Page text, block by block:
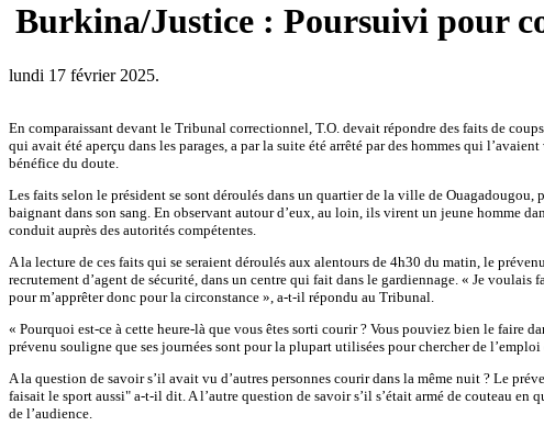
Burkina/Justice : Poursuivi pour
lundi 17 février 2025.
En comparaissant devant le Tribunal correctionnel, T.O. devait répondre des faits de
qui avait été aperçu dans les parages, a par la suite été arrêté par des hommes qui
bénéfice du doute.
Les faits selon le président se sont déroulés dans un quartier de la ville de
baignant dans son sang. En observant autour d’eux, au loin, ils virent un jeune homme
conduit auprès des autorités compétentes.
A la lecture de ces faits qui se seraient déroulés aux alentours de 4h30 du matin, le
recrutement d’agent de sécurité, dans un centre qui fait dans le gardiennage. « Je
pour m’apprêter donc pour la circonstance », a-t-il répondu au Tribunal.
« Pourquoi est-ce à cette heure-là que vous êtes sorti courir ? Vous pouviez bien le faire
prévenu souligne que ses journées sont pour la plupart utilisées pour chercher de
A la question de savoir s’il avait vu d’autres personnes courir dans la même nuit ? Le
faisait le sport aussi" a-t-il dit. A l’autre question de savoir s’il s’était armé de couteau
de l’audience.